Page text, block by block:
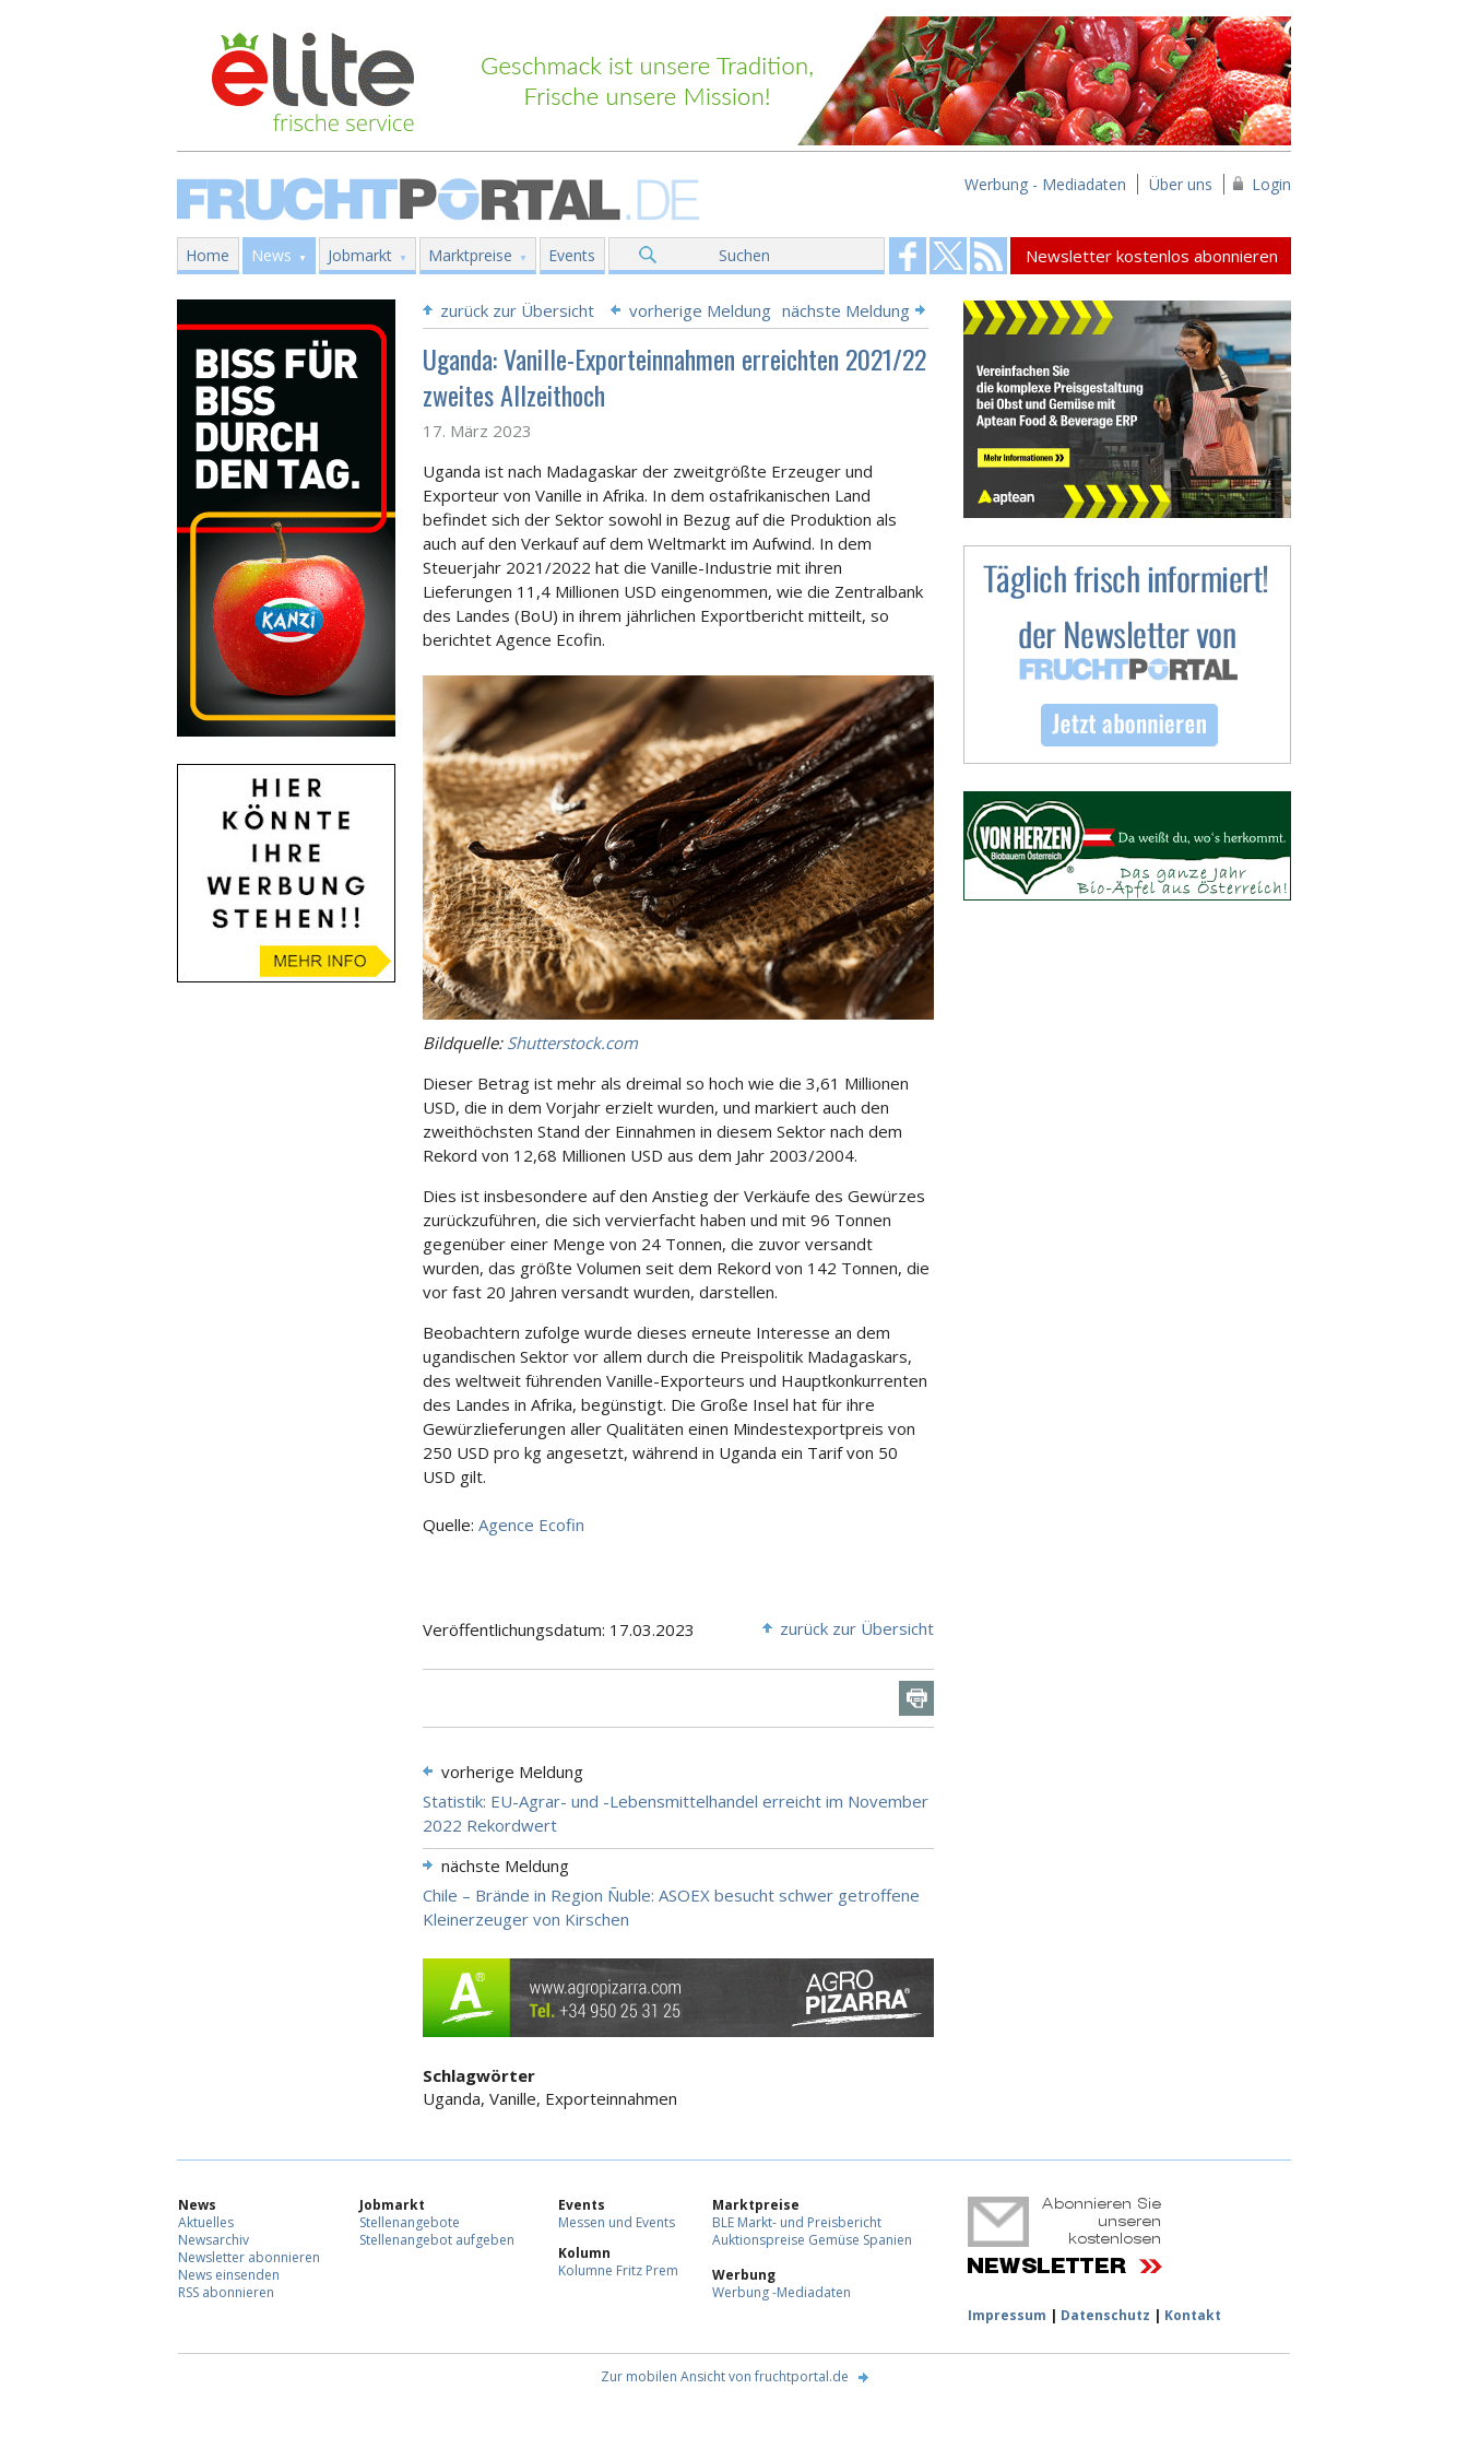
Werbung - Mediadaten Über uns Login
Home News Jobmarkt Marktpreise Events Suchen Newsletter kostenlos abonnieren
zurück zur Übersicht vorherige Meldung nächste Meldung
Uganda: Vanille-Exporteinnahmen erreichten 2021/22
zweites Allzeithoch
17. März 2023
Uganda ist nach Madagaskar der zweitgrößte Erzeuger und
Exporteur von Vanille in Afrika. In dem ostafrikanischen Land
befindet sich der Sektor sowohl in Bezug auf die Produktion als
auch auf den Verkauf aufdem Weltmarkt im Aufwind. In dem
Steuerjahr 2021/2022 hat die Vanille-Industrie mit ihren
Lieferungen 11,4 Millionen USD eingenommen, wie die Zentralbank
des Landes (BoU) in ihrem jährlichen Exportbericht mitteilt, so
berichtet Agence Ecofin.
Bildquelle: Shutterstock.com
Dieser Betrag ist mehr als dreimal so hoch wie die 3,61 Millionen
USD, die in dem Vorjahr erzielt wurden, und markiert auch den
zweithöchsten Stand der Einnahmen in diesem Sektor nach dem
Rekord von 12,68 Millionen USD aus dem Jahr 2003/2004.
Dies ist insbesondere auf den Anstieg der Verkäufe des Gewürzes
zurückzuführen, die sich vervierfacht haben und mit 96 Tonnen
gegenüber einer Menge von 24 Tonnen, die zuvor versandt
wurden, das größte Volumen seit dem Rekord von 142 Tonnen, die
vor fast 20 Jahren versandt wurden, darstellen.
Beobachtern zufolge wurde dieses erneute Interesse an dem
ugandischen Sektor vor allem durch die Preispolitik Madagaskars,
des weltweit führenden Vanille-Exporteurs und Hauptkonkurrenten
des Landes in Afrika, begünstigt. Die Große Insel hat für ihre
Gewürzlieferungen aller Qualitäten einen Mindestexportpreis von
250 USD pro kg angesetzt, während in Uganda ein Tarif von 50
USD gilt.
Quelle: Agence Ecofin
Veröffentlichungsdatum: 17.03.2023 zurück zur Übersicht
vorherige Meldung
Statistik: EU-Agrar- und -Lebensmittelhandel erreicht im November
2022 Rekordwert
nächste Meldung
Chile – Brände in Region Ñuble: ASOEX besucht schwer getroffene
Kleinerzeuger von Kirschen
Schlagwörter
Uganda, Vanille, Exporteinnahmen
News
Aktuelles
Newsarchiv
Newsletter abonnieren
News einsenden
RSS abonnieren
Jobmarkt
Stellenangebote
Stellenangebot aufgeben
Events
Messen und Events
Kolumn
Kolumne Fritz Prem
Marktpreise
BLE Markt- und Preisbericht
Auktionspreise Gemüse Spanien
Werbung
Werbung -Mediadaten
Impressum | Datenschutz | Kontakt
Zur mobilen Ansicht von fruchtportal.de